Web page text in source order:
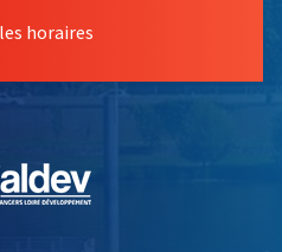
horaires